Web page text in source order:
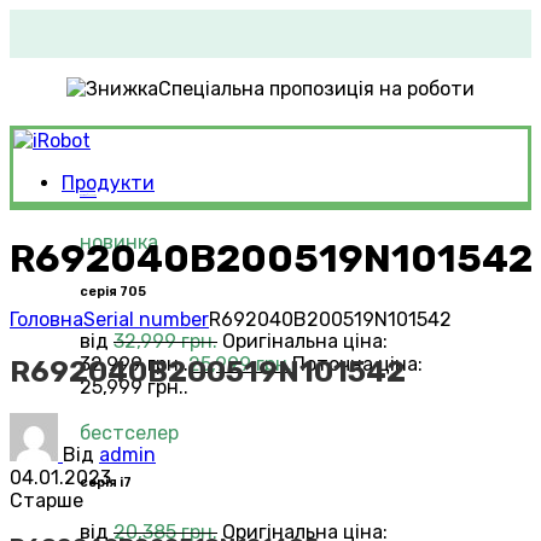
Спеціальна пропозиція на роботи
Продукти
новинка
серія 705
від 32,999грн. Оригінальна ціна:
32,999 грн..25,999грн.Поточна ціна:
25,999 грн..
бестселер
серія i7
від 20,385грн. Оригінальна ціна:
R692040B200519N101542
ГоловнаSerial numberR692040B200519N101542
R692040B200519N101542
Від admin
04.01.2023
Старше